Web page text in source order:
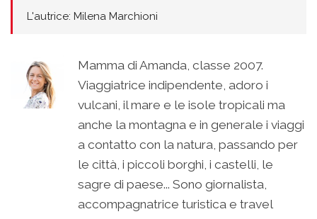
L'autrice: Milena Marchioni
Mamma di Amanda, classe 2007.
Viaggiatrice indipendente, adoro i
vulcani, il mare e le isole tropicali ma
anche la montagna e in generale i viaggi
a contatto con la natura, passando per
le città, i piccoli borghi, i castelli, le
sagre di paese... Sono giornalista,
accompagnatrice turistica e travel